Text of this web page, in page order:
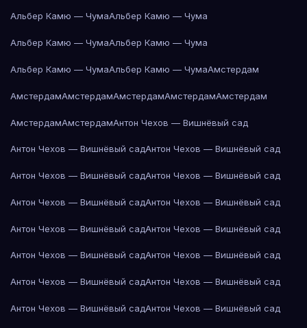
Альбер Камю — ЧумаАльбер Камю — Чума
Альбер Камю — ЧумаАльбер Камю — Чума
Альбер Камю — ЧумаАльбер Камю — ЧумаАмстердам
АмстердамАмстердамАмстердамАмстердамАмстердам
АмстердамАмстердамАнтон Чехов — Вишнёвый сад
Антон Чехов — Вишнёвый садАнтон Чехов — Вишнёвый сад
Антон Чехов — Вишнёвый садАнтон Чехов — Вишнёвый сад
Антон Чехов — Вишнёвый садАнтон Чехов — Вишнёвый сад
Антон Чехов — Вишнёвый садАнтон Чехов — Вишнёвый сад
Антон Чехов — Вишнёвый садАнтон Чехов — Вишнёвый сад
Антон Чехов — Вишнёвый садАнтон Чехов — Вишнёвый сад
Антон Чехов — Вишнёвый садАнтон Чехов — Вишнёвый сад